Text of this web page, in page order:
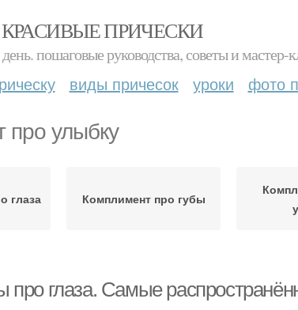
КРАСИВЫЕ ПРИЧЕСКИ
пошаговые руководства, советы и мастер-
виды причесок уроки фото
про улыбку
глаза Комплимент про губы
про глаза. Самые